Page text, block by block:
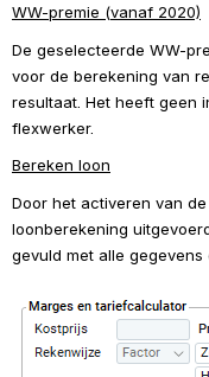
WW-premie (vanaf 2020)
De geselecteerde WW-
voor de berekening van
resultaat. Het heeft geen
flexwerker.
Bereken loon
Door het activeren van
loonberekening
gevuld met alle gegevens
Open